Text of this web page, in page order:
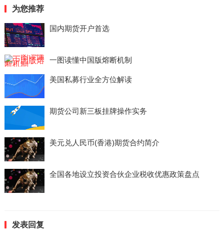
为您推荐
国内期货开户首选
一图读懂中国版熔断机制
美国私募行业全方位解读
期货公司新三板挂牌操作实务
美元兑人民币(香港)期货合约简介
全国各地设立投资合伙企业税收优惠政策盘点
发表回复